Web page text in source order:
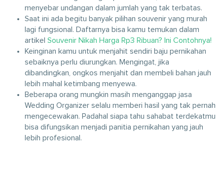
menyebar undangan dalam jumlah yang tak terbatas.
Saat ini ada begitu banyak pilihan souvenir yang murah
lagi fungsional. Daftarnya bisa kamu temukan dalam
artikel Souvenir Nikah Harga Rp3 Ribuan? Ini Contohnya!
Keinginan kamu untuk menjahit sendiri baju pernikahan
sebaiknya perlu diurungkan. Mengingat, jika
dibandingkan, ongkos menjahit dan membeli bahan jauh
lebih mahal ketimbang menyewa.
Beberapa orang mungkin masih menganggap jasa
Wedding Organizer selalu memberi hasil yang tak pernah
mengecewakan. Padahal siapa tahu sahabat terdekatmu
bisa difungsikan menjadi panitia pernikahan yang jauh
lebih profesional.